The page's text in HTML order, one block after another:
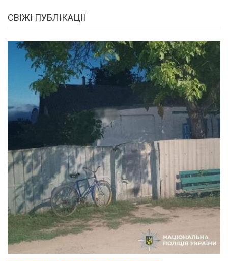
СВІЖІ ПУБЛІКАЦІЇ